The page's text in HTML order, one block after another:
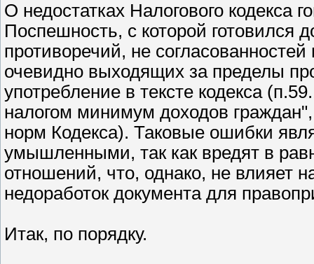
О недостатках Налогового кодекса
Поспешность, с которой готовился
противоречий, не
очевидно выходящих за пределы
употребление в тексте кодекса
налогом минимум доходов
норм Кодекса). Таковые ошибки
умышленными, так как вредят в
отношений, что, однако, не влияет
недоработок документа для
Итак, по порядку.